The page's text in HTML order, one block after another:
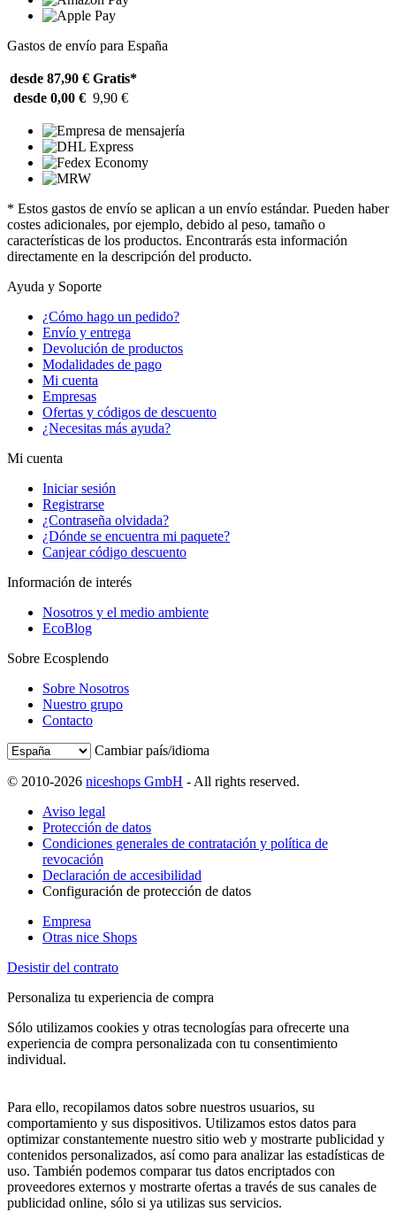
Gastos de envío para España
desde 87,90 € Gratis*
desde 0,00 € 9,90 €
* Estos gastos de envío se aplican a un envío estándar. Pueden haber
costes adicionales, por ejemplo, debido al peso, tamaño o
características de los productos. Encontrarás esta información
directamente en la descripción del producto.
Ayuda y Soporte
¿Cómo hago un pedido?
Envío y entrega
Devolución de productos
Modalidades de pago
Mi cuenta
Empresas
Ofertas y códigos de descuento
¿Necesitas más ayuda?
Mi cuenta
Iniciar sesión
Registrarse
¿Contraseña olvidada?
¿Dónde se encuentra mi paquete?
Canjear código descuento
Información de interés
Nosotros y el medio ambiente
EcoBlog
Sobre Ecosplendo
Sobre Nosotros
Nuestro grupo
Contacto
Cambiar país/idioma
© 2010-2026 niceshops GmbH - All rights reserved.
Aviso legal
Protección de datos
Condiciones generales de contratación y política de
revocación
Declaración de accesibilidad
Configuración de protección de datos
Empresa
Otras nice Shops
Desistir del contrato
Personaliza tu experiencia de compra
Sólo utilizamos cookies y otras tecnologías para ofrecerte una
experiencia de compra personalizada con tu consentimiento
individual.
Para ello, recopilamos datos sobre nuestros usuarios, su
comportamiento y sus dispositivos. Utilizamos estos datos para
optimizar constantemente nuestro sitio web y mostrarte publicidad y
contenidos personalizados, así como para analizar las estadísticas de
uso. También podemos comparar tus datos encriptados con
proveedores externos y mostrarte ofertas a través de sus canales de
publicidad online, sólo si ya utilizas sus servicios.